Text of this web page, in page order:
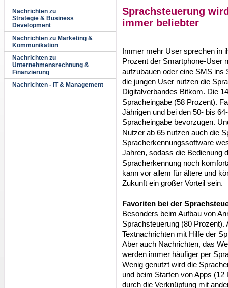
Nachrichten zu
Strategie & Business
Development
Nachrichten zu Marketing &
Kommunikation
Nachrichten zu
Unternehmensrechnung &
Finanzierung
Nachrichten - IT & Management
Sprachsteuerung
immer beliebter
Immer mehr User sprechen in
Prozent der Smartphone-User
aufzubauen oder eine SMS
die jungen User nutzen die
Digitalverbandes Bitkom. Die
Spracheingabe (58 Prozent).
Jährigen und bei den 50- bis
Spracheingabe bevorzugen.
Nutzer ab 65 nutzen auch die
Spracherkennungssoftware
Jahren, sodass die Bedienung
Spracherkennung noch
kann vor allem für ältere und
Zukunft ein großer Vorteil sein.
Favoriten bei der
Besonders beim Aufbau von
Sprachsteuerung (80
Textnachrichten mit Hilfe der
Aber auch Nachrichten, das
werden immer häufiger per
Wenig genutzt wird die
und beim Starten von Apps
durch die Verknüpfung mit